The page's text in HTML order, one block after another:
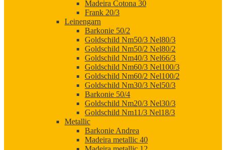
Madeira Cotona 30
Frank 20/3
Leinengarn
Barkonie 50/2
Goldschild Nm50/3 Nel80/3
Goldschild Nm50/2 Nel80/2
Goldschild Nm40/3 Nel66/3
Goldschild Nm60/3 Nel100/3
Goldschild Nm60/2 Nel100/2
Goldschild Nm30/3 Nel50/3
Barkonie 50/4
Goldschild Nm20/3 Nel30/3
Goldschild Nm11/3 Nel18/3
Metallic
Barkonie Andrea
Madeira metallic 40